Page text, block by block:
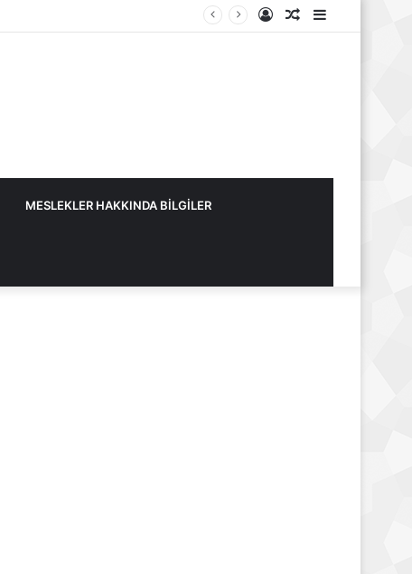
Kenar
Rastgele
Kayıt
MESLEKLER HAKKINDA BİLGİLER